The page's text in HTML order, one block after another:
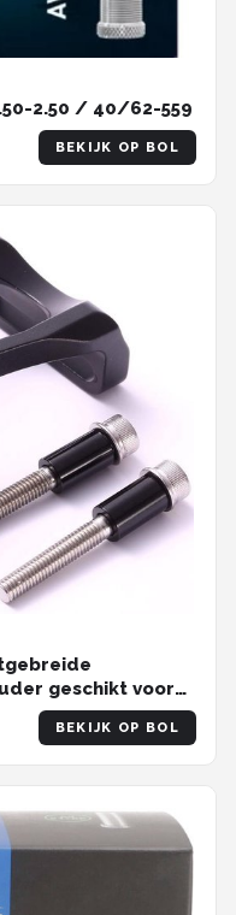
2.50 / 40/62-559
BEKIJK OP BOL
geschikt voor
geschikt
Maijin, IGPS,
enz.
BEKIJK OP BOL